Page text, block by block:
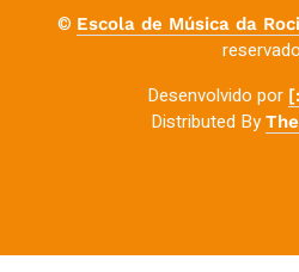
© Escola de Música da
Desenvolvido por
Distributed By